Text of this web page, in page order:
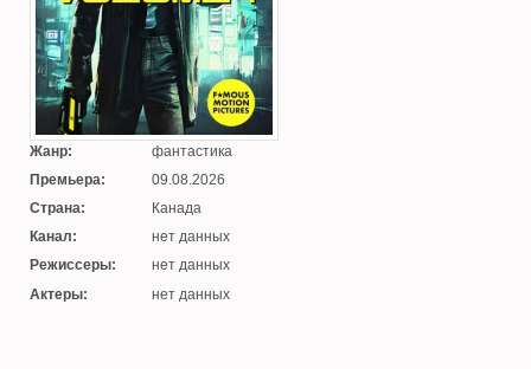
Жанр:
фантастика
Премьера:
09.08.2026
Страна:
Канада
Канал:
нет данных
Режиссеры:
нет данных
Актеры:
нет данных